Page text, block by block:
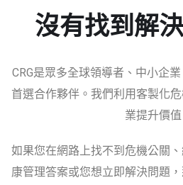
沒有找到解
CRG是眾多全球領導者、中小企
首選合作夥伴。我們利用客製化
業提升價值
如果您在網路上找不到危機公關
康管理答案或您想立即解決問題